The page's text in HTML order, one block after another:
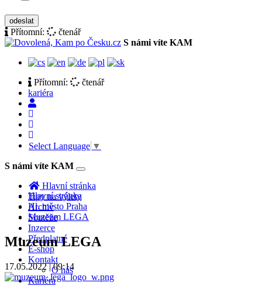
odeslat
Přítomní:
čtenář
S námi víte KAM
Přítomní:
čtenář
kariéra
Select Language ▼
S námi víte KAM
Toggle
navigation
Hlavní stránka
Tipy na výlety
Archiv
Soutěže
Inzerce
Předplatné
E-shop
Kontakt
O nás
Kariéra
Hlavní stránka
Hl. město Praha
Muzeum LEGA
Muzeum LEGA
17.05.2022 | 09:14